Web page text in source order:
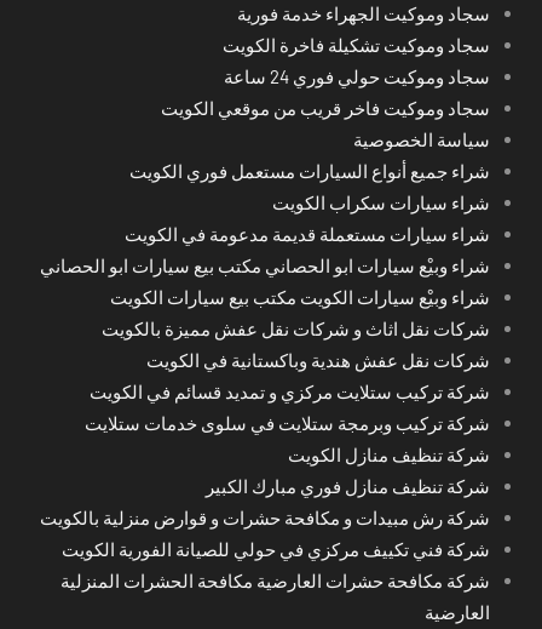
سجاد وموكيت الجهراء خدمة فورية
سجاد وموكيت تشكيلة فاخرة الكويت
سجاد وموكيت حولي فوري 24 ساعة
سجاد وموكيت فاخر قريب من موقعي الكويت
سياسة الخصوصية
شراء جميع أنواع السيارات مستعمل فوري الكويت
شراء سيارات سكراب الكويت
شراء سيارات مستعملة قديمة مدعومة في الكويت
شراء وبيْع سيارات ابو الحصاني مكتب بيع سيارات ابو الحصاني
شراء وبيْع سيارات الكويت مكتب بيع سيارات الكويت
شركات نقل اثاث و شركات نقل عفش مميزة بالكويت
شركات نقل عفش هندية وباكستانية في الكويت
شركة تركيب ستلايت مركزي و تمديد قسائم في الكويت
شركة تركيب وبرمجة ستلايت في سلوى خدمات ستلايت
شركة تنظيف منازل الكويت
شركة تنظيف منازل فوري مبارك الكبير
شركة رش مبيدات و مكافحة حشرات و قوارض منزلية بالكويت
شركة فني تكييف مركزي في حولي للصيانة الفورية الكويت
شركة مكافحة حشرات العارضية مكافحة الحشرات المنزلية
العارضية